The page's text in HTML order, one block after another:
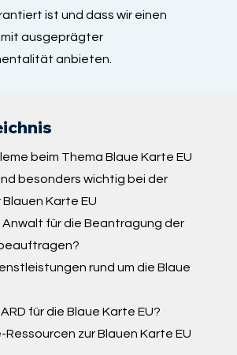
ist und dass wir einen
mit ausgeprägter
anbieten.
beim Thema Blaue Karte EU
besonders wichtig bei der
Karte EU
Anwalt für die Beantragung der
rund um die Blaue
für die Blaue Karte EU?
Ressourcen zur Blauen Karte EU